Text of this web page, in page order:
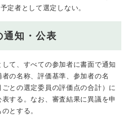
定者として選定しない。
通知・公表
て、すべての参加者に書面で通知
の名称、評価基準、参加者の名
との選定委員の評価点の合計）に
する。なお、審査結果に異議を申
とする。